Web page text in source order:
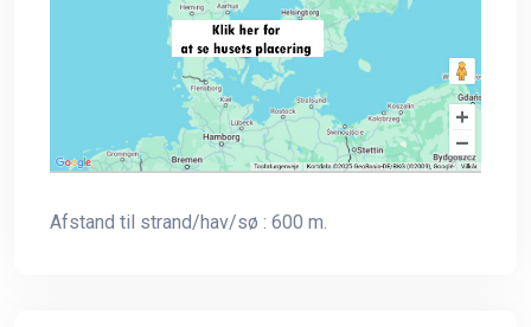
Afstand til strand/hav/sø : 600 m.